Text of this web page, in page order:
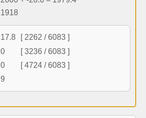
1918
17.8
[ 2262 / 6083 ]
0
[ 3236 / 6083 ]
0
[ 4724 / 6083 ]
9